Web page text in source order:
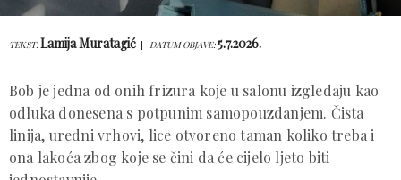
TEKST:Lamija Muratagić DATUM OBJAVE:5.7.2026.
Bob je jedna od onih frizura koje u salonu izgledaju kao
odluka donesena s potpunim samopouzdanjem. Čista
linija, uredni vrhovi, lice otvoreno taman koliko treba i
ona lakoća zbog koje se čini da će cijelo ljeto biti